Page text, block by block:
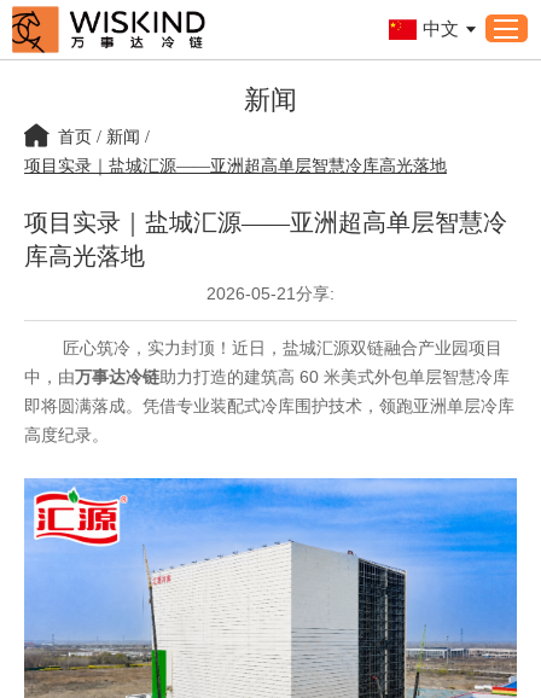
中文
新闻
首页 / 新闻 /
项目实录｜盐城汇源——亚洲超高单层智慧冷库高光落地
项目实录｜盐城汇源——亚洲超高单层智慧冷
库高光落地
2026-05-21分享:
匠心筑冷，实力封顶！近日，盐城汇源双链融合产业园项目
中，由万事达冷链助力打造的建筑高 60 米美式外包单层智慧冷库
即将圆满落成。凭借专业装配式冷库围护技术，领跑亚洲单层冷库
高度纪录。